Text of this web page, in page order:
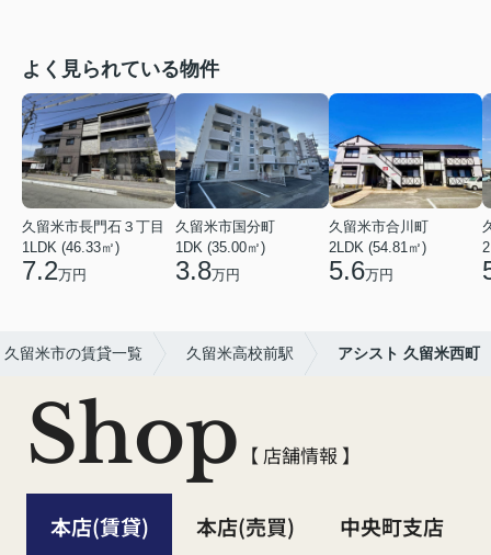
よく見られている物件
久留米市長門石３丁目
1LDK (46.33㎡)
7.2万円
久留米市国分町
1DK (35.00㎡)
3.8万円
久留米市合川町
2LDK (54.81㎡)
5.6万円
久留米市の賃貸一覧 久留米高校前駅 アシスト 久留米西町
Shop 【 店舗情報 】
本店(賃貸) 本店(売買) 中央町支店